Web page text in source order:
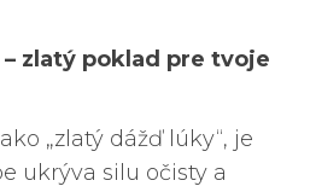
zlatý poklad pre tvoje
„zlatý dážď lúky“, je
ukrýva silu očisty a